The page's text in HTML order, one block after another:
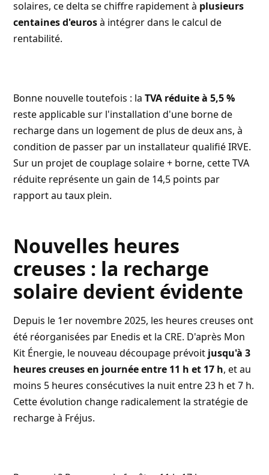
solaires, ce delta se chiffre rapidement à plusieurs
centaines d'eurosà intégrer dans le calcul de
rentabilité.
Bonne nouvelle toutefois : laTVA réduite à 5,5 %
reste applicable sur l'installation d'une borne de
recharge dans un logement de plus de deux ans, à
condition de passer par un installateur qualifié IRVE.
Sur un projet de couplage solaire + borne, cette TVA
réduite représente un gain de 14,5 points par
rapport au taux plein.
Nouvelles heures
creuses : la recharge
solaire devient évidente
Depuis le 1er novembre 2025, les heures creuses ont
été réorganisées par Enedis et la CRE. D'après Mon
Kit Énergie, le nouveau découpage prévoit jusqu'à 3
heures creuses en journée entre 11 h et 17 h, et au
moins 5 heures consécutives la nuit entre 23 h et 7 h.
Cette évolution change radicalement la stratégie de
recharge à Fréjus.